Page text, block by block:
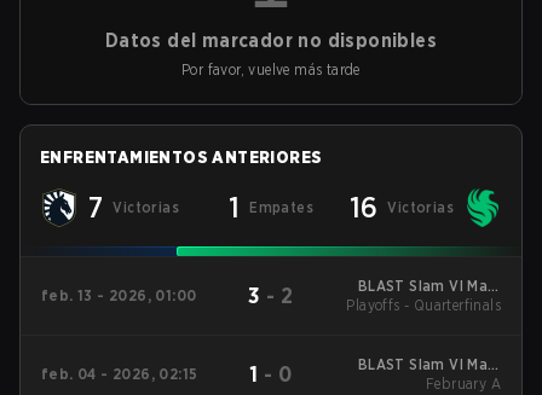
Datos del marcador no disponibles
Por favor, vuelve más tarde
ENFRENTAMIENTOS ANTERIORES
7 Victorias 1 Empates 16 Victorias
feb. 13 - 2026, 01:00 3 - 2
BLAST Slam VI Main
Tournament
Playoffs - Quarterfinals
feb. 04 - 2026, 02:15 1 - 0
BLAST Slam VI Main
Tournament
February A